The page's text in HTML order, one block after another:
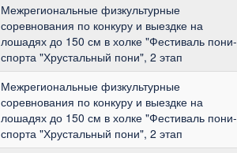
Межрегиональные физкультурные
соревнования по конкуру и выездке на
лошадях до 150 см в холке "Фестиваль пони-
спорта "Хрустальный пони", 2 этап
Межрегиональные физкультурные
соревнования по конкуру и выездке на
лошадях до 150 см в холке "Фестиваль пони-
спорта "Хрустальный пони", 2 этап